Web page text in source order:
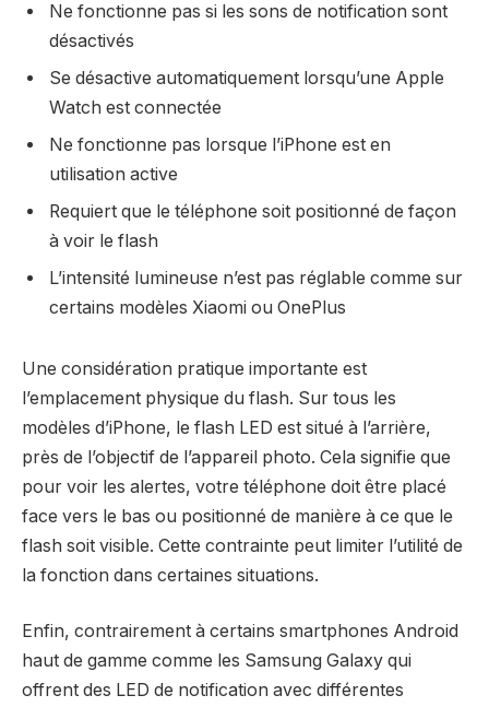
Ne fonctionne pas si les sons de notification sont
désactivés
Se désactive automatiquement lorsqu’une Apple
Watch est connectée
Ne fonctionne pas lorsque l’iPhone est en
utilisation active
Requiert que le téléphone soit positionné de façon
à voir le flash
L’intensité lumineuse n’est pas réglable comme sur
certains modèles Xiaomi ou OnePlus
Une considération pratique importante est
l’emplacement physique du flash. Sur tous les
modèles d’iPhone, le flash LED est situé à l’arrière,
près de l’objectif de l’appareil photo. Cela signifie que
pour voir les alertes, votre téléphone doit être placé
face vers le bas ou positionné de manière à ce que le
flash soit visible. Cette contrainte peut limiter l’utilité de
la fonction dans certaines situations.
Enfin, contrairement à certains smartphones Android
haut de gamme comme les Samsung Galaxy qui
offrent des LED de notification avec différentes